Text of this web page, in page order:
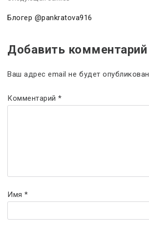
p
s
:
Блогер @pankratova916
Добавить комментарий
Ваш адрес email не будет опубликован.
Комментарий*
Имя*